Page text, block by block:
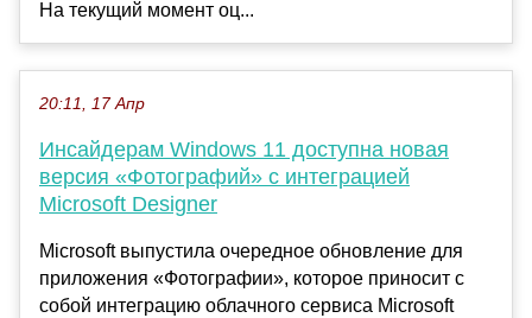
На текущий момент оц...
20:11, 17 Апр
Инсайдерам Windows 11 доступна новая
версия «Фотографий» с интеграцией
Microsoft Designer
Microsoft выпустила очередное обновление для
приложения «Фотографии», которое приносит с
собой интеграцию облачного сервиса Microsoft